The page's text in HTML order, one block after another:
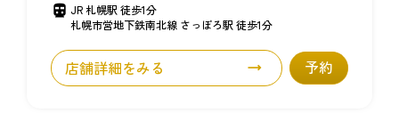
JR 札幌駅 徒歩1分
札幌市営地下鉄南北線 さっぽろ駅 徒歩1分
店舗詳細をみる 予約